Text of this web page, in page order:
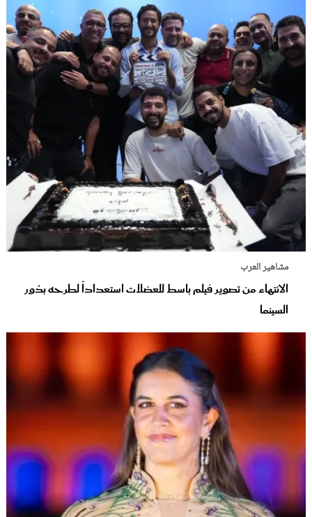
مشاهير العرب
الانتهاء من تصوير فيلم باسط للعضلات استعداداً لطرحه بدُور
السينما